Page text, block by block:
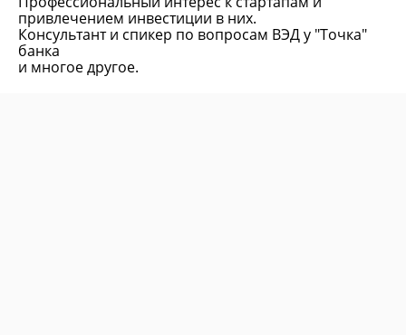
привлечением инвестиции в них.
Консультант и спикер по вопросам ВЭД у "Точка"
банка
и многое другое.